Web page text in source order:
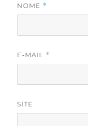
NOME *
E-MAIL *
SITE